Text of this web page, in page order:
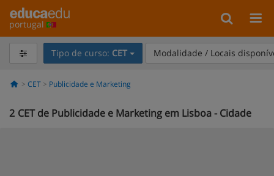
portugal
Tipo de curso: CET Modalidade / Locais
CET Publicidade e Marketing
2 CET de Publicidade e Marketing em Lisboa - Cidade